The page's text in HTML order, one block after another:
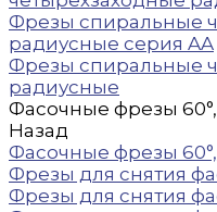
Фрезы спиральные
радиусные серия AA
Фрезы спиральные
радиусные
Фасочные фрезы
Назад
Фасочные фрезы
Фрезы для снятия
Фрезы для снятия